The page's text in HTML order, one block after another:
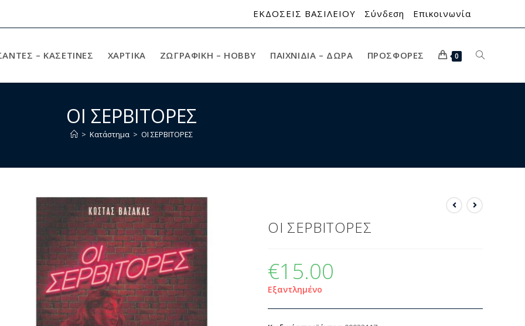
ΕΚΔΟΣΕΙΣ ΒΑΣΙΛΕΙΟΥ Σύνδεση Επικοινωνία
– ΚΑΣΕΤΙΝΕΣ ΧΑΡΤΙΚΆ ΖΩΓΡΑΦΙΚΉ – HOBBY ΠΑΙΧΝΊΔΙΑ – ΔΏΡΑ ΠΡΟΣΦΟΡΈΣ 0
ΟΙ ΣΕΡΒΙΤΟΡΕΣ
> Κατάστημα > ΟΙ ΣΕΡΒΙΤΟΡΕΣ
ΟΙ ΣΕΡΒΙΤΟΡΕΣ
€15.00
Εξαντλημένο